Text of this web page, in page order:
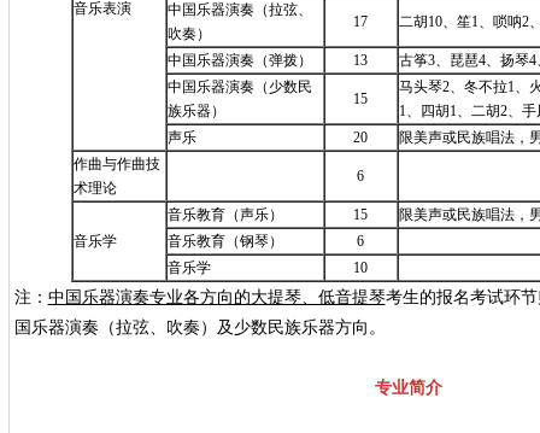
音乐表演
中国乐器演奏（拉弦、
吹奏）
17 二胡10、笙1、唢呐2
中国乐器演奏（弹拨） 13
古筝3、琵琶4、扬琴4
中国乐器演奏（少数民
族乐器）
15
马头琴2、冬不拉1、
1、四胡1、二胡2、
声乐
20
限美声或民族唱法，
作曲与作曲技
术理论
6
音乐学
音乐教育（声乐） 15
限美声或民族唱法，
音乐教育（钢琴）
6
音乐学
10
注： 中国乐器演奏专业各方向的大提琴、低音提琴考生的报名考试环
国乐器演奏（拉弦、吹奏）及少数民族乐器方向。
专业简介